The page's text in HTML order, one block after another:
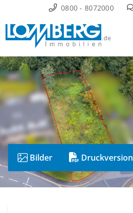
Inhalt
springen
0800 - 8072000
Bilder Druckversion